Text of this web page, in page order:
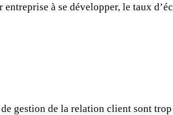
à se développer, le taux
gestion de la relation client sont